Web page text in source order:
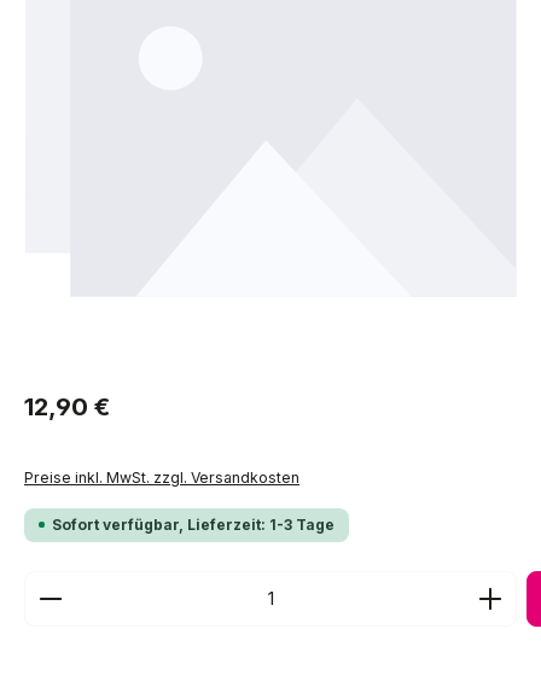
Regulärer Preis:
12,90 €
Preise inkl. MwSt. zzgl. Versandkosten
Sofort verfügbar, Lieferzeit: 1-3 Tage
Produkt Anzahl: Gib den gewünschten Wert ein